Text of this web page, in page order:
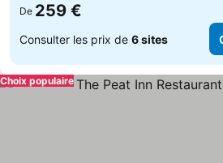
De 259 €
Consulter les prix de 6 sites
Choix populaire